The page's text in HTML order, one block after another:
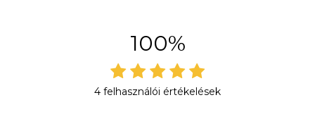
100%
4 felhasználói értékelések